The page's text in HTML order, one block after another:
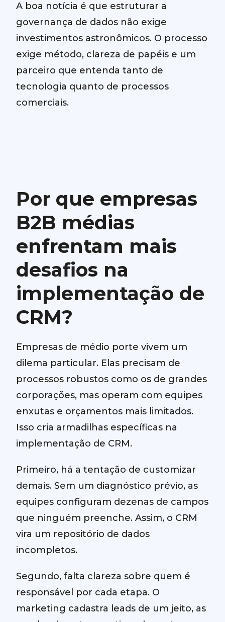
A boa notícia é que estruturar a
governança de dados não exige
investimentos astronômicos. O processo
exige método, clareza de papéis e um
parceiro que entenda tanto de
tecnologia quanto de processos
comerciais.
Por que empresas
B2B médias
enfrentam mais
desafios na
implementação de
CRM?
Empresas de médio porte vivem um
dilema particular. Elas precisam de
processos robustos como os de grandes
corporações, mas operam com equipes
enxutas e orçamentos mais limitados.
Isso cria armadilhas específicas na
implementação de CRM.
Primeiro, há a tentação de customizar
demais. Sem um diagnóstico prévio, as
equipes configuram dezenas de campos
que ninguém preenche. Assim, o CRM
vira um repositório de dados
incompletos.
Segundo, falta clareza sobre quem é
responsável por cada etapa. O
marketing cadastra leads de um jeito, as